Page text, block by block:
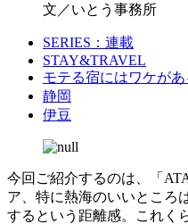
文／いとう事務所
SERIES：連載
STAY&TRAVEL
モテる宿にはワケがあ
静岡
伊豆
今回ご紹介するのは、「
ア、特に熱海のいいところ
するという距離感。これく